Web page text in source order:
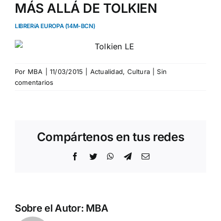
MÁS ALLÁ DE TOLKIEN
LIBRERíA EUROPA (14M-BCN)
Por MBA 11/03/2015 Actualidad, Cultura
Sin
comentarios
Compártenos en tus redes
Facebook
Twitter WhatsApp
TelegramCorreo
Sobre el Autor: MBA